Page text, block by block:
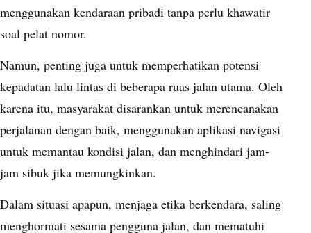
menggunakan kendaraan pribadi tanpa perlu khawatir
soal pelat nomor.
Namun, penting juga untuk memperhatikan potensi
kepadatan lalu lintas di beberapa ruas jalan utama. Oleh
karena itu, masyarakat disarankan untuk merencanakan
perjalanan dengan baik, menggunakan aplikasi navigasi
untuk memantau kondisi jalan, dan menghindari jam-
jam sibuk jika memungkinkan.
Dalam situasi apapun, menjaga etika berkendara, saling
menghormati sesama pengguna jalan, dan mematuhi